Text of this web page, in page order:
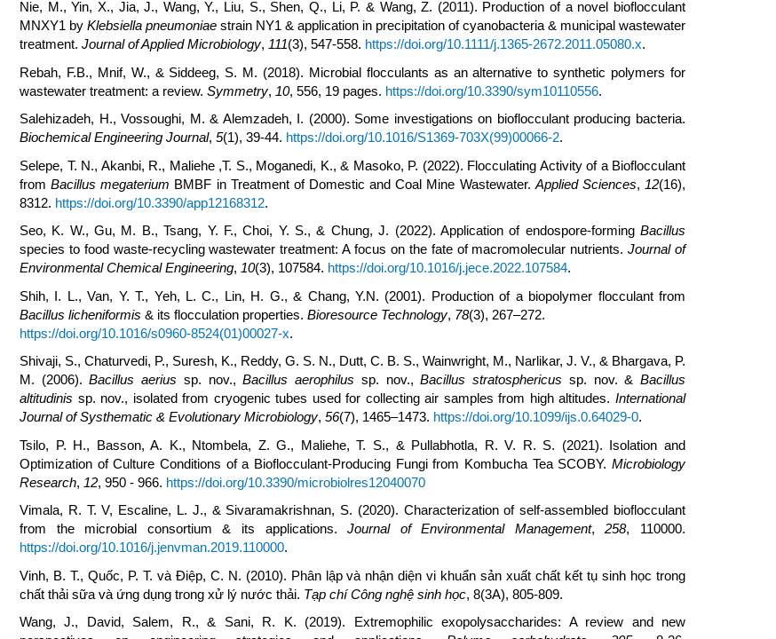
Nie, M., Yin, X., Jia, J., Wang, Y., Liu, S., Shen, Q., Li, P. & Wang, Z. (2011). Production of a novel bioflocculant
MNXY1 by Klebsiella pneumoniae strain NY1 & application in precipitation of cyanobacteria & municipal wastewater
treatment. Journal of Applied Microbiology, 111(3), 547-558. https://doi.org/10.1111/j.1365-2672.2011.05080.x.
Rebah, F.B., Mnif, W., & Siddeeg, S. M. (2018). Microbial flocculants as an alternative to synthetic polymers for
wastewater treatment: a review. Symmetry, 10, 556, 19 pages. https://doi.org/10.3390/sym10110556.
Salehizadeh, H., Vossoughi, M. & Alemzadeh, I. (2000). Some investigations on bioflocculant producing bacteria.
Biochemical Engineering Journal, 5(1), 39-44. https://doi.org/10.1016/S1369-703X(99)00066-2.
Selepe, T. N., Akanbi, R., Maliehe ,T. S., Moganedi, K., & Masoko, P. (2022). Flocculating Activity of a Bioflocculant
fromBacillus megaterium BMBF in Treatment of Domestic and Coal Mine Wastewater. Applied Sciences, 12(16),
8312. https://doi.org/10.3390/app12168312.
Seo, K. W., Gu, M. B., Tsang, Y. F., Choi, Y. S., & Chung, J. (2022). Application of endospore-forming Bacillus
species to food waste-recycling wastewater treatment: A focus on the fate of macromolecular nutrients.Journal of
Environmental Chemical Engineering, 10(3), 107584. https://doi.org/10.1016/j.jece.2022.107584.
Shih, I. L., Van, Y. T., Yeh, L. C., Lin, H. G., & Chang, Y.N. (2001). Production of a biopolymer flocculant from
Bacillus licheniformis & its flocculation properties. Bioresource Technology, 78(3), 267–272.
https://doi.org/10.1016/s0960-8524(01)00027-x.
Shivaji, S., Chaturvedi, P., Suresh, K., Reddy, G. S. N., Dutt, C. B. S., Wainwright, M., Narlikar, J. V., & Bhargava, P.
M. (2006).Bacillus aerius sp. nov.,Bacillus aerophilus sp. nov.,Bacillus stratosphericus sp. nov. &Bacillus
altitudinis sp. nov., isolated from cryogenic tubes used for collecting air samples from high altitudes. International
Journal of Systhematic & Evolutionary Microbiology, 56(7), 1465–1473. https://doi.org/10.1099/ijs.0.64029-0.
Tsilo, P. H., Basson, A. K., Ntombela, Z. G., Maliehe, T. S., & Pullabhotla, R. V. R. S. (2021). Isolation and
Optimization of Culture Conditions of a Bioflocculant-Producing Fungi from Kombucha Tea SCOBY. Microbiology
Research, 12, 950 - 966. https://doi.org/10.3390/microbiolres12040070
Vimala, R. T. V, Escaline, L. J., & Sivaramakrishnan, S. (2020). Characterization of self-assembled bioflocculant
from the microbial consortium & its applications.Journal of Environmental Management,258, 110000.
https://doi.org/10.1016/j.jenvman.2019.110000.
Vinh, B. T., Quốc, P. T. và Điệp, C. N. (2010). Phân lập và nhận diện vi khuẩn sản xuất chất kết tụ sinh học trong
chất thải sữa và ứng dụng trong xử lý nước thải. Tạp chí Công nghệ sinh học, 8(3A), 805-809.
Wang, J., David, Salem, R., & Sani, R. K. (2019). Extremophilic exopolysaccharides: A review and new